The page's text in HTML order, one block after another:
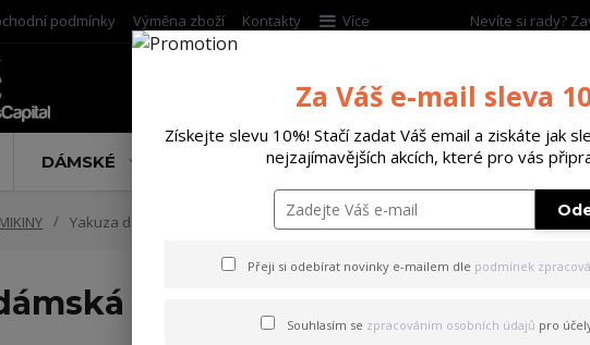
podmínky Výměna zboží Kontakty Více Nevíte si rady?
DÁMSKÉ DOPLŇKY DÁRKOVÉ
MIKINY Yakuza dámská mikina Insights Urban Sweatshirt black L
mikina Insights Urban
Za Váš e-mail sleva
Získejte slevu 10%! Stačí zadat Váš email a ziskáte jak
nejzajímavějších akcích, které pro vás
Přeji si odebírat novinky e-mailem dle podmínek
Souhlasím se zpracováním osobních údajů pro